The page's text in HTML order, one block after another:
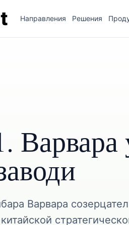
Направления Решения
Варвара
Варвара